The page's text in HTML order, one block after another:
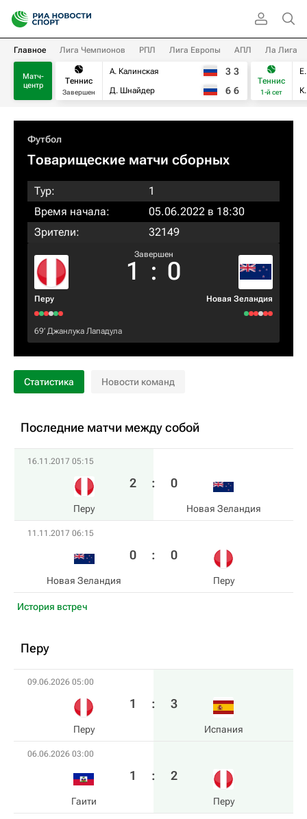
Главное Лига Чемпионов РПЛ Лига Европы АПЛ Ла Лига
Матч-
центр
Теннис
Завершен
А. Калинская
Д. Шнайдер
3 3
6 6
Теннис
1-й сет
Футбол
Товарищеские матчи сборных
Тур:
1
Время начала:
05.06.2022 в 18:30
Зрители:
32149
Перу
Завершен
1 : 0
Новая Зеландия
69‎’‎ Джанлука Лападула
Статистика Новости команд
Последние матчи между собой
16.11.2017 05:15
Перу
2 : 0
Новая Зеландия
11.11.2017 06:15
Новая Зеландия
0 : 0
Перу
История встреч
Перу
09.06.2026 05:00
Перу
1 : 3
Испания
06.06.2026 03:00
Гаити
1 : 2
Перу